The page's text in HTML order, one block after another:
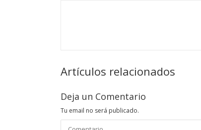
Artículos relacionados
Deja un Comentario
Tu email no será publicado.